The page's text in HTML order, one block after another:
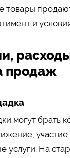
товары
и
продаж
могут брать
участие
услуги. На